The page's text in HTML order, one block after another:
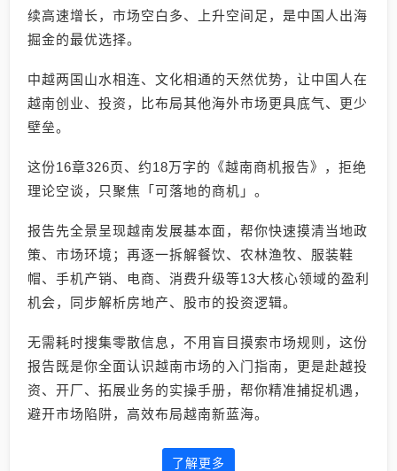
续高速增长，市场空白多、上升空间足，是中国人出海
掘金的最优选择。
中越两国山水相连、文化相通的天然优势，让中国人在
越南创业、投资，比布局其他海外市场更具底气、更少
壁垒。
这份16章326页、约18万字的《越南商机报告》，拒绝
理论空谈，只聚焦「可落地的商机」。
报告先全景呈现越南发展基本面，帮你快速摸清当地政
策、市场环境；再逐一拆解餐饮、农林渔牧、服装鞋
帽、手机产销、电商、消费升级等13大核心领域的盈利
机会，同步解析房地产、股市的投资逻辑。
无需耗时搜集零散信息，不用盲目摸索市场规则，这份
报告既是你全面认识越南市场的入门指南，更是赴越投
资、开厂、拓展业务的实操手册，帮你精准捕捉机遇，
避开市场陷阱，高效布局越南新蓝海。
了解更多